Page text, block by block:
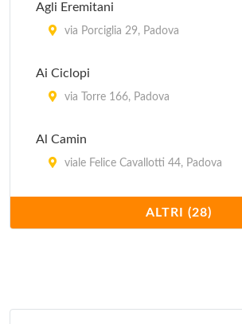
Dai Grandi
Agli Eremitani
via Porciglia 29, Padova
Ai Ciclopi
via Torre 166, Padova
Al Camin
viale Felice Cavallotti 44, Padova
piazza Francesco Petrarca 8, Padova
ALTRI (28)